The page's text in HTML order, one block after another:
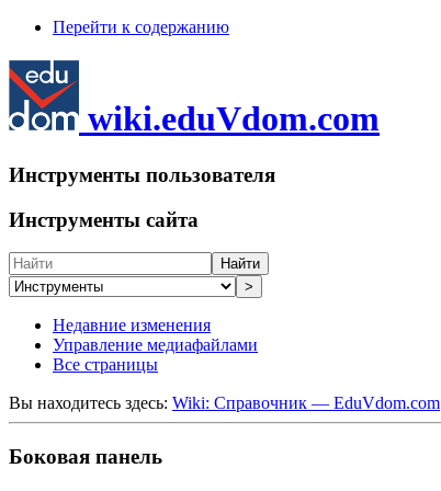
Перейти к содержанию
wiki.eduVdom.com
Инструменты пользователя
Инструменты сайта
Найти
>
Недавние изменения
Управление медиафайлами
Все страницы
Вы находитесь здесь: Wiki: Справочник — EduVdom.com
Боковая панель